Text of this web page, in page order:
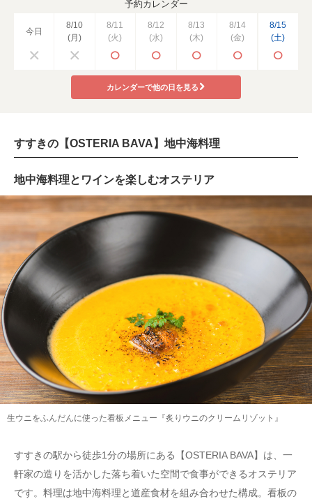
予約カレンダー
今日
8/10
(月)
8/11
(火)
8/12
(水)
8/13
(木)
8/14
(金)
8/15
(土)
カレンダーで他の日を見る
すすきの【OSTERIA BAVA】地中海料理
地中海料理とワインを楽しむオステリア
生ウニをふんだんに使った看板メニュー『炙りウニのクリームリゾット』
すすきの駅から徒歩1分の場所にある【OSTERIA BAVA】は、一
軒家の造りを活かした落ち着いた空間で食事ができるオステリア
です。料理は地中海料理と道産食材を組み合わせた構成。看板の